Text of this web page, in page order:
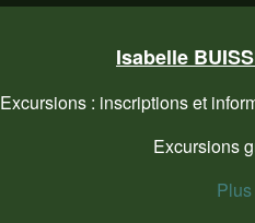
Isabelle
Excursions : inscriptions et
Excursions